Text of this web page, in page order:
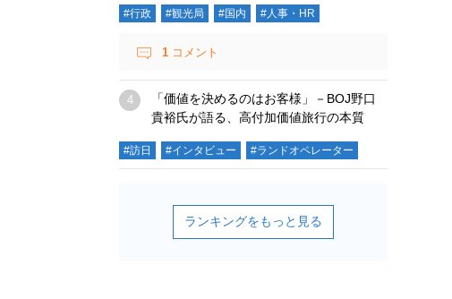
#行政 #観光局 #国内 #人事・HR
1 コメント
「価値を決めるのはお客様」－BOJ野口
貴裕氏が語る、高付加価値旅行の本質
#訪日 #インタビュー #ランドオペレーター